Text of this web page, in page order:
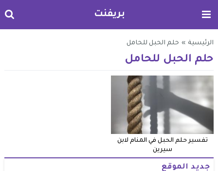
بريفنت
الرئيسية » حلم الحبل للحامل
حلم الحبل للحامل
تفسير حلم الحبل في المنام لابن
سيرين
جديد الموقع